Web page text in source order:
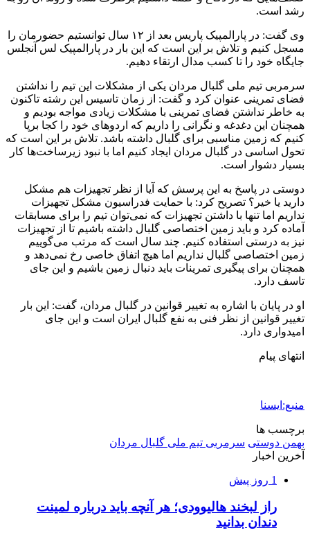
رشد است.
وی گفت: در پارالمپیک پاریس بعد از ۱۲ سال توانستیم حضورمان را
مسجل کنیم و تلاش بر این است که این بار در پارالمپیک لس آنجلس
جایگاه خود را تا کسب مدال ارتقاء دهیم.
سرمربی تیم ملی گلبال مردان یکی از مشکلات این تیم را نداشتن
فضای تمرینی عنوان کرد و گفت: از زمان تاسیس این رشته تاکنون
به خاطر نداشتن فضای تمرینی با مشکلات زیادی مواجه بودیم و
همچنان این دغدغه و نگرانی را داریم که اردوهای خود را کجا برپا
کنیم که زمین مناسبی برای گلبال داشته باشد. تلاش بر این است که
تحول اساسی در گلبال مردان ایجاد کنیم اما با نبود زیرساخت‌ها کار
بسیار دشوار است.
دوستی در پاسخ به این پرسش که آیا از نظر تجهیزات هم مشکل
دارید یا خیر؟ تصریح کرد: با حمایت فدراسیون مشکل تجهیزات
نداریم اما تنها با داشتن تجهیزات که نمی‌توان تیم را برای مسابقات
آماده کرد و باید زمین اختصاصی گلبال داشته باشیم تا از تجهیزات
نیز به درستی استفاده کنیم. چند سال است که مرتب می‌گوییم
زمین اختصاصی گلبال نداریم اما هیچ اتفاق خاصی رخ نمی‌دهد و
همچنان برای پیگیری تمرینات باید دنبال زمین باشیم و این جای
تاسف دارد.
او در پایان با اشاره به تغییر قوانین در گلبال مردان، گفت: این بار
تغییر قوانین از نظر فنی به نفع گلبال ایران است و این جای
امیدواری دارد.
انتهای پیام
منبع:ایسنا
برچسب ها
بهمن دوستی سرمربی تیم ملی گلبال مردان
آخرین اخبار
1 روز پیش
راز لبخند هالیوودی؛ هر آنچه باید درباره لمینت
دندان بدانید